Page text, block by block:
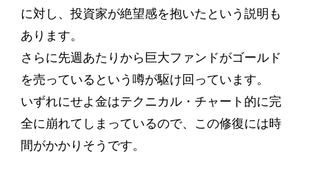
に対し、投資家が絶望感を抱いたという説明も
あります。
さらに先週あたりから巨大ファンドがゴールド
を売っているという噂が駆け回っています。
いずれにせよ金はテクニカル・チャート的に完
全に崩れてしまっているので、この修復には時
間がかかりそうです。